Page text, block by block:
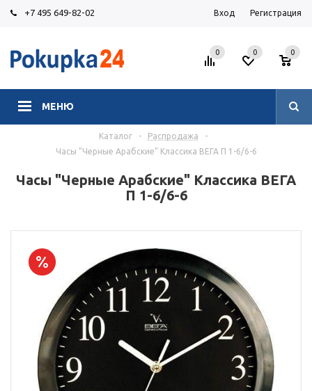
+7 495 649-82-02 Вход Регистрация
МЕНЮ
0 0
0
Каталог - Распродажа
-
Часы "Черные Арабские" Классика ВЕГА П 1-6/6-6
Часы "Черные Арабские" Классика ВЕГА
П 1-6/6-6